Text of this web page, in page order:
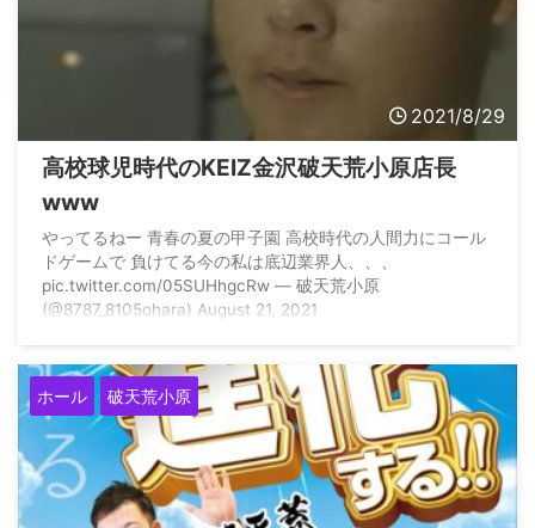
2021/8/29
高校球児時代のKEIZ金沢破天荒小原店長
www
やってるねー 青春の夏の甲子園 高校時代の人間力にコール
ドゲームで 負けてる今の私は底辺業界人、、、
pic.twitter.com/05SUHhgcRw — 破天荒小原
(@8787_8105ohara) August 21, 2021
ホール 破天荒小原